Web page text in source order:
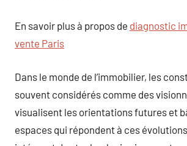
En savoir plus à propos de diagnostic
vente Paris
Dans le monde de l’immobilier, les
souvent considérés comme des
visualisent les orientations futures et
espaces qui répondent à ces